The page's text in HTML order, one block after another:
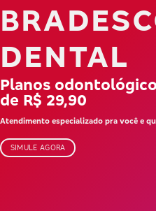
DENTAL
Planos
de R$ 29,90
Atendimento especializado pra você e
SIMULE AGORA